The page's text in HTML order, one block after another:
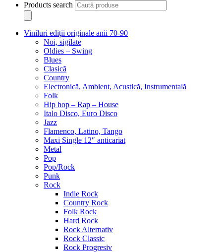
Products search
Viniluri ediții originale anii 70-90
Noi, sigilate
Oldies – Swing
Blues
Clasică
Country
Electronică, Ambient, Acustică, Instrumentală
Folk
Hip hop – Rap – House
Italo Disco, Euro Disco
Jazz
Flamenco, Latino, Tango
Maxi Single 12″ anticariat
Metal
Pop
Pop/Rock
Punk
Rock
Indie Rock
Country Rock
Folk Rock
Hard Rock
Rock Alternativ
Rock Classic
Rock Progresiv